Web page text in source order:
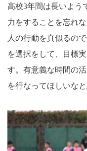
高校3年間は長いよう
力をすることを忘れ
人の行動を真似るの
を選択をして、目標
す。有意義な時間の
を行なってほしいなと